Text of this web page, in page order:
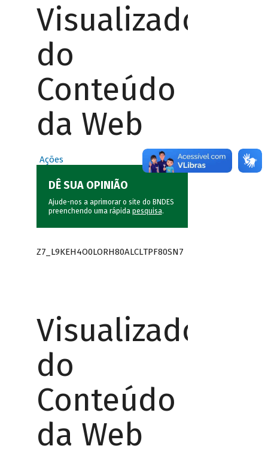
Visualizador
do
Conteúdo
da Web
Ações
DÊ SUA OPINIÃO
Ajude-nos a aprimorar o site do BNDES
preenchendo uma rápida pesquisa.
Z7_L9KEH4O0LORH80ALCLTPF80SN7
Visualizador
do
Conteúdo
da Web